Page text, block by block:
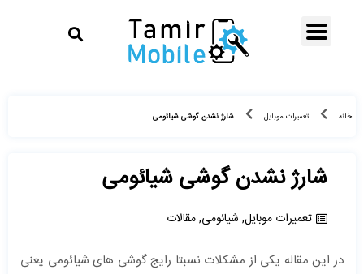
خانه تعمیرات موبایل شارژ نشدن گوشی شیائومی
شارژ نشدن گوشی شیائومی
تعمیرات موبایل, شیائومی,مقالات
در این مقاله یکی از مشکلات نسبتا رایج گوشی های شیائومی یعنی